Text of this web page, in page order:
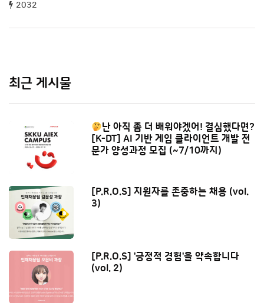
2032
최근 게시물
난 아직 좀 더 배워야겠어! 결심했다면?
[K-DT] AI 기반 게임 클라이언트 개발 전
문가 양성과정 모집 (~7/10까지)
[P.R.O.S] 지원자를 존중하는 채용 (vol.
3)
[P.R.O.S] '긍정적 경험'을 약속합니다
(vol. 2)